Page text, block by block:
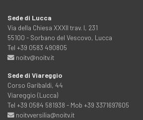
Sede di Lucca
Via della Chiesa XXXII trav. I, 231
55100 - Sorbano del Vescovo, Lucca
Tel +39 0583 490805
noitv@noitv.it
Sede di Viareggio
Corso Garibaldi, 44
Viareggio (Lucca)
Tel +39 0584 581938 - Mob +39 3371697605
noitvversilia@noitv.it